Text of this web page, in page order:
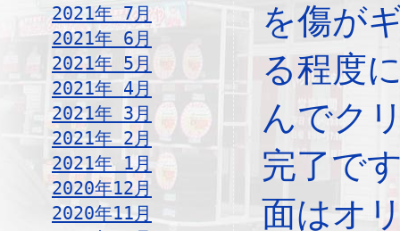
2021年 7月
2021年 6月
2021年 5月
2021年 4月
2021年 3月
2021年 2月
2021年 1月
2020年12月
2020年11月
を傷が
る程度
んでク
完了で
面はオ